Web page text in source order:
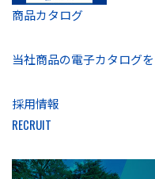
商品カタログ
当社商品の電子カタログを
採用情報
RECRUIT